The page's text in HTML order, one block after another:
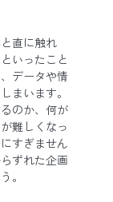
直に触れ
いったこと
データや情
まいます。
のか、何が
難しくなっ
すぎません
ずれた企画
。